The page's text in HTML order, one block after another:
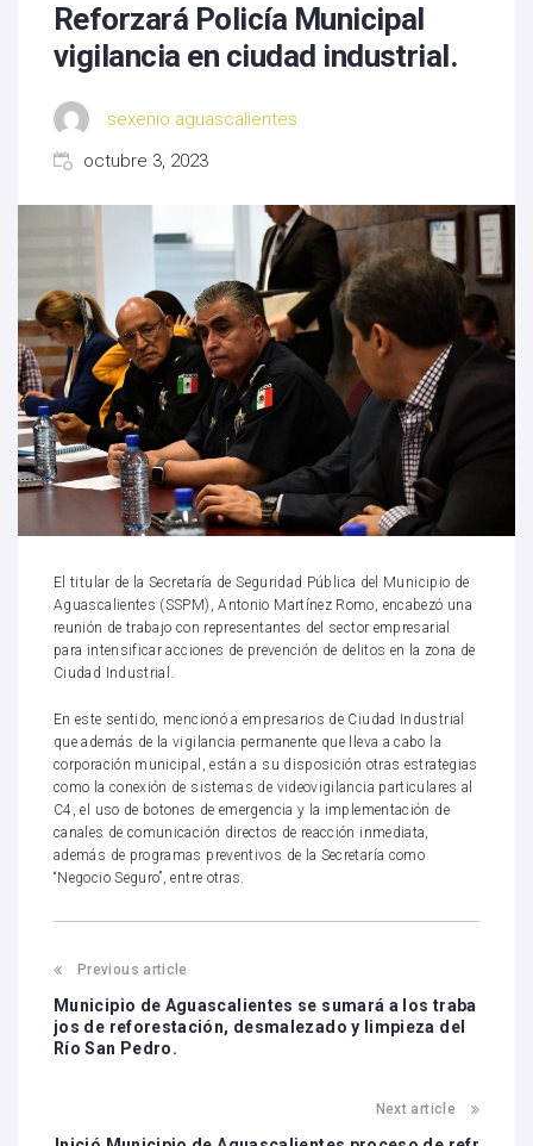
Reforzará Policía Municipal
vigilancia en ciudad industrial.
sexenio aguascalientes
octubre 3, 2023
El titular de la Secretaría de Seguridad Pública del Municipio de
Aguascalientes (SSPM), Antonio Martínez Romo, encabezó una
reunión de trabajo con representantes del sector empresarial
para intensificar acciones de prevención de delitos en la zona de
Ciudad Industrial.
En este sentido, mencionó a empresarios de Ciudad Industrial
que además de la vigilancia permanente que lleva a cabo la
corporación municipal, están a su disposición otras estrategias
como la conexión de sistemas de videovigilancia particulares al
C4, el uso de botones de emergencia y la implementación de
canales de comunicación directos de reacción inmediata,
además de programas preventivos de la Secretaría como
“Negocio Seguro”, entre otras.
Previous article
Municipio de Aguascalientes se sumará a los traba
jos de reforestación, desmalezado y limpieza del
Río San Pedro.
Next article